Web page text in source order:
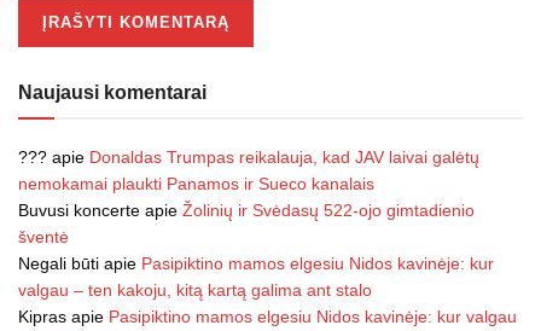
Naujausi komentarai
??? apie Donaldas Trumpas reikalauja, kad JAV laivai galėtų
nemokamai plaukti Panamos ir Sueco kanalais
Buvusi koncerte apie Žolinių ir Svėdasų 522-ojo gimtadienio
šventė
Negali būti apie Pasipiktino mamos elgesiu Nidos kavinėje: kur
valgau – ten kakoju, kitą kartą galima ant stalo
Kipras apie Pasipiktino mamos elgesiu Nidos kavinėje: kur valgau